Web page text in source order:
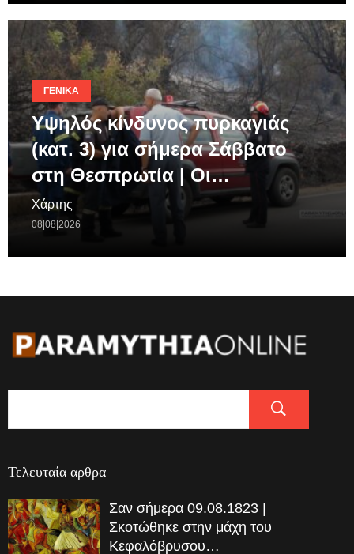
ΓΕΝΙΚΆ
Υψηλός κίνδυνος πυρκαγιάς
(κατ. 3) για σήμερα Σάββατο
στη Θεσπρωτία | Οι…
Χάρτης
08|08|2026
Τελευταία αρθρα
Σαν σήμερα 09.08.1823 |
Σκοτώθηκε στην μάχη του
Κεφαλόβρυσου…